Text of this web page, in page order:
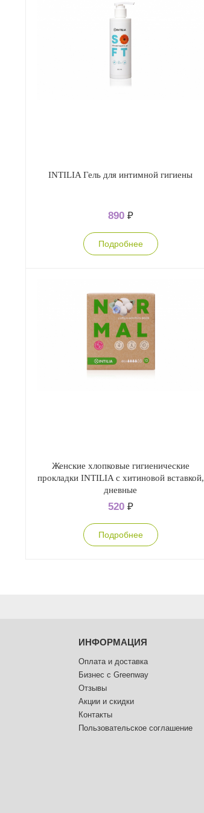
INTILIA Гель для интимной гигиены
890 ₽
Подробнее
Женские хлопковые гигиенические
прокладки INTILIA с хитиновой вставкой,
дневные
520 ₽
Подробнее
ИНФОРМАЦИЯ
Оплата и доставка
Бизнес с Greenway
Отзывы
Акции и скидки
Контакты
Пользовательское соглашение